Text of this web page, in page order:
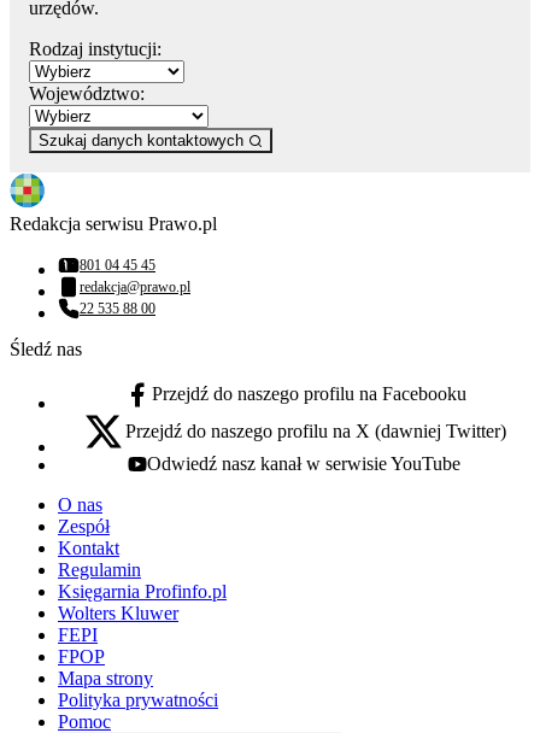
urzędów.
Rodzaj instytucji:
Województwo:
Szukaj danych kontaktowych
Redakcja serwisu Prawo.pl
Numer telefonu:
801 04 45 45
Adres email:
redakcja@prawo.pl
Numer telefonu:
22 535 88 00
Śledź nas
facebook - otwiera się w nowej karcie
Przejdź do naszego profilu na Facebooku
x - otwiera się w nowej karcie
Przejdź do naszego profilu na X (dawniej Twitter)
youtube - otwiera się w nowej karcie
Odwiedź nasz kanał w serwisie YouTube
O nas
Zespół
Kontakt
Regulamin
Księgarnia Profinfo.pl
Wolters Kluwer
FEPI
FPOP
Mapa strony
Polityka prywatności
Pomoc